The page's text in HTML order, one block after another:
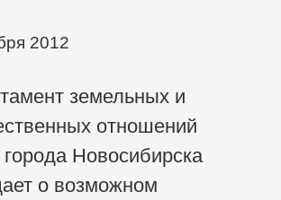
2012
земельных и
отношений
Новосибирска
о возможном